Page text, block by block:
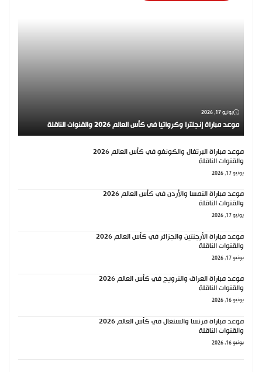
يونيو 17, 2026
موعد مباراة إنجلترا وكرواتيا في كأس العالم 2026 والقنوات الناقلة
موعد مباراة البرتغال والكونغو في كأس العالم 2026
والقنوات الناقلة
يونيو 17, 2026
موعد مباراة النمسا والأردن في كأس العالم 2026
والقنوات الناقلة
يونيو 17, 2026
موعد مباراة الأرجنتين والجزائر في كأس العالم 2026
والقنوات الناقلة
يونيو 17, 2026
موعد مباراة العراق والنرويج في كأس العالم 2026
والقنوات الناقلة
يونيو 16, 2026
موعد مباراة فرنسا والسنغال في كأس العالم 2026
والقنوات الناقلة
يونيو 16, 2026